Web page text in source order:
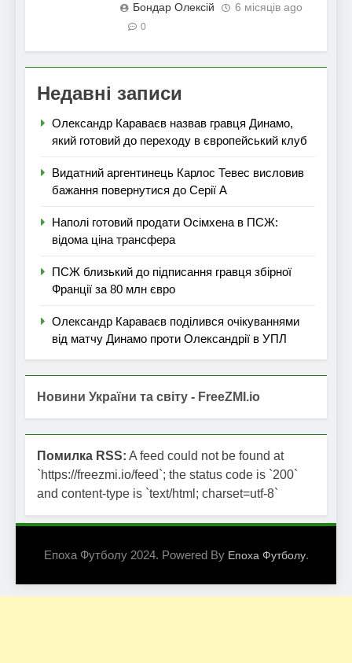
Бондар Олексій 6 місяців ago
0
Недавні записи
Олександр Караваєв назвав гравця Динамо,
який готовий до переходу в європейський клуб
Видатний аргентинець Карлос Тевес висловив
бажання повернутися до Серії А
Наполі готовий продати Осімхена в ПСЖ:
відома ціна трансфера
ПСЖ близький до підписання гравця збірної
Франції за 80 млн євро
Олександр Караваєв поділився очікуваннями
від матчу Динамо проти Олександрії в УПЛ
Новини України та світу - FreeZMI.io
Помилка RSS: A feed could not be found at
`https://freezmi.io/feed`; the status code is `200`
and content-type is `text/html; charset=utf-8`
Епоха Футболу 2024. Powered By Епоха Футболу.